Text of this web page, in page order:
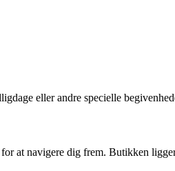
eller andre specielle
navigere dig frem. Butikken